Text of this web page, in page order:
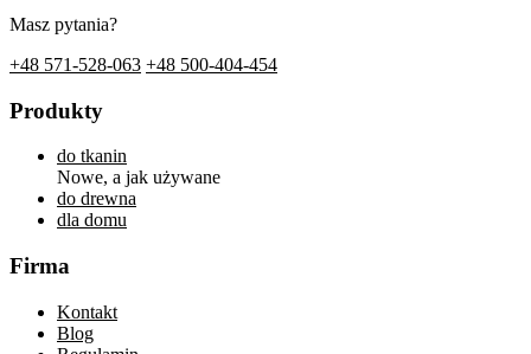
Masz pytania?
+48 571-528-063 +48 500-404-454
Produkty
do tkanin
Nowe, a jak używane
do drewna
dla domu
Firma
Kontakt
Blog